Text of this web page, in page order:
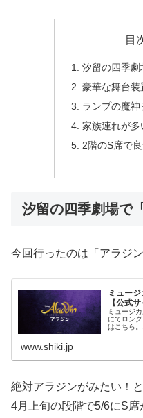
目
汐留の四季劇
豪華な舞台
ランプの魔神
家族連れが多
2階のS席で
汐留の四季劇場で
今回行ったのは「アラジ
ミュー
【公式サ
ミュージ
にてロン
はこちら
www.shiki.jp
絶対アラジンがみたい！
4月上旬の段階で5/6にS